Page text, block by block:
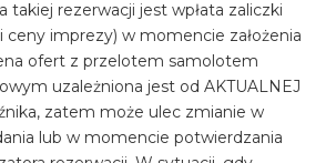
takiej rezerwacji jest wpłata zaliczki
ceny imprezy) w momencie założenia
ofert z przelotem samolotem
uzależniona jest od AKTUALNEJ
zatem może ulec zmianie w
lub w momencie potwierdzania